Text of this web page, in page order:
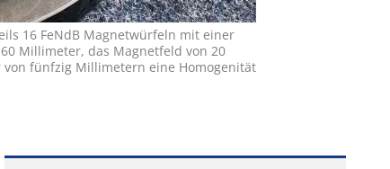
16 FeNdB Magnetwürfeln mit einer
Millimeter, das Magnetfeld von 20
fünfzig Millimetern eine Homogenität